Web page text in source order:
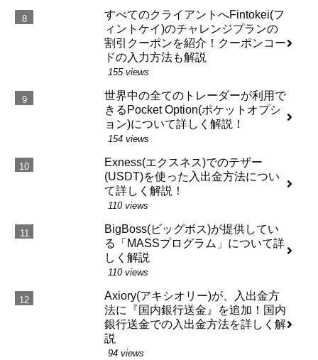
すべてのクライアントへFintokei(フ
ィントケイ)のチャレンジプランの
割引クーポンを紹介！クーポンコー
ドの入力方法も解説
155 views
世界中の全てのトレーダーが利用で
きるPocket Option(ポケットオプシ
ョン)について詳しく解説！
154 views
Exness(エクスネス)でのテザー
(USDT)を使った入出金方法につい
て詳しく解説！
110 views
BigBoss(ビッグボス)が提供してい
る「MASSプログラム」について詳
しく解説
110 views
Axiory(アキシオリー)が、入出金方
法に『国内銀行送金』を追加！国内
銀行送金での入出金方法を詳しく解
説
94 views